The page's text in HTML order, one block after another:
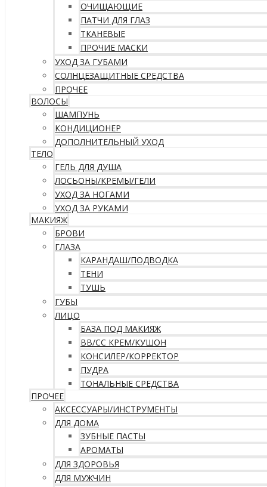
ОЧИЩАЮЩИЕ
ПАТЧИ ДЛЯ ГЛАЗ
ТКАНЕВЫЕ
ПРОЧИЕ МАСКИ
УХОД ЗА ГУБАМИ
СОЛНЦЕЗАЩИТНЫЕ СРЕДСТВА
ПРОЧЕЕ
ВОЛОСЫ
ШАМПУНЬ
КОНДИЦИОНЕР
ДОПОЛНИТЕЛЬНЫЙ УХОД
ТЕЛО
ГЕЛЬ ДЛЯ ДУША
ЛОСЬОНЫ/КРЕМЫ/ГЕЛИ
УХОД ЗА НОГАМИ
УХОД ЗА РУКАМИ
МАКИЯЖ
БРОВИ
ГЛАЗА
КАРАНДАШ/ПОДВОДКА
ТЕНИ
ТУШЬ
ГУБЫ
ЛИЦО
БАЗА ПОД МАКИЯЖ
ВВ/CC КРЕМ/КУШОН
КОНСИЛЕР/КОРРЕКТОР
ПУДРА
ТОНАЛЬНЫЕ СРЕДСТВА
ПРОЧЕЕ
АКСЕССУАРЫ/ИНСТРУМЕНТЫ
ДЛЯ ДОМА
ЗУБНЫЕ ПАСТЫ
АРОМАТЫ
ДЛЯ ЗДОРОВЬЯ
ДЛЯ МУЖЧИН